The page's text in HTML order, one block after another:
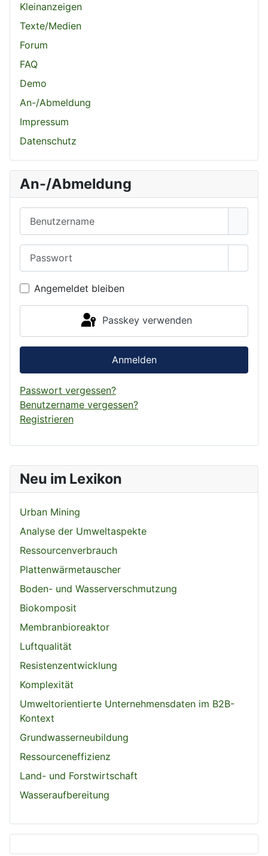
Neu im Lexikon
Urban Mining
Analyse der Umweltaspekte
Ressourcenverbrauch
Plattenwärmetauscher
Boden- und Wasserverschmutzung
Biokomposit
Membranbioreaktor
Luftqualität
Resistenzentwicklung
Komplexität
Umweltorientierte Unternehmensdaten im B2B-
Kontext
Grundwasserneubildung
Ressourceneffizienz
Land- und Forstwirtschaft
Wasseraufbereitung
Kleinanzeigen
Texte/Medien
Forum
FAQ
Demo
An-/Abmeldung
Impressum
Datenschutz
An-/Abmeldung
Angemeldet bleiben
Passkey verwenden
Anmelden
Passwort vergessen?
Benutzername vergessen?
Registrieren